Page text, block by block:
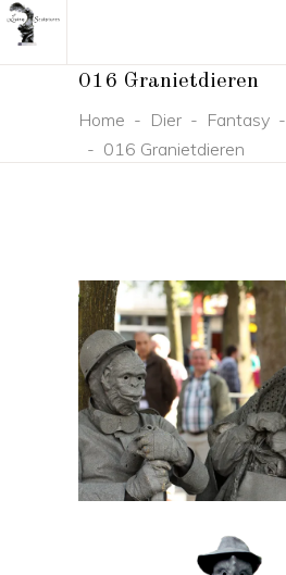
016 Granietdieren
Home - Dier- Fantasy-
- 016 Granietdieren